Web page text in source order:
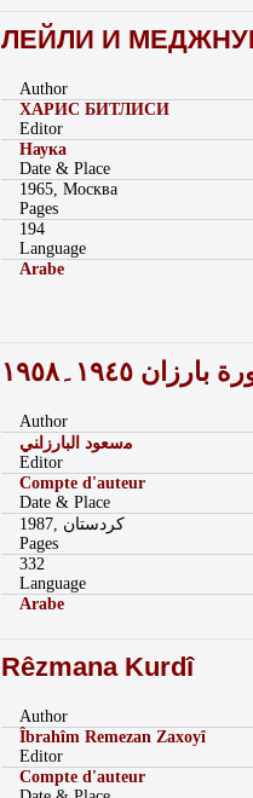
ЛЕЙЛИ И МЕДЖНУН
Author
ХАРИС БИТЛИСИ
Editor
Hаука
Date & Place
1965, Москва
Pages
194
Language
Arabe
١٩٤٥۔١٩٥٨
Author
ﻣسعوﺩ ﺍﻟﺒﺎﺭﺯﺍﻨﻲ
Editor
Compte d'auteur
Date & Place
1987, كردستان
Pages
332
Language
Arabe
Rêzmana Kurdî
Author
Îbrahîm Remezan Zaxoyî
Editor
Compte d'auteur